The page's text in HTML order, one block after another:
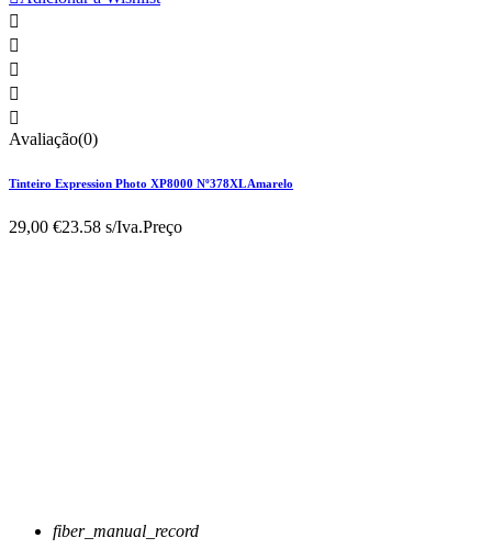





Avaliação(0)
Tinteiro Expression Photo XP8000 Nº378XL Amarelo
29,00 €23.58 s/Iva.Preço
fiber_manual_record